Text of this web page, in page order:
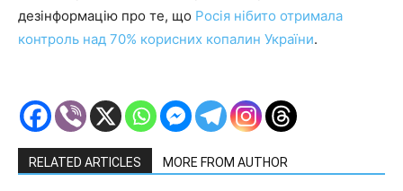
дезінформацію про те, що Росія нібито отримала
контроль над 70% корисних копалин України.
RELATED ARTICLES MORE FROM AUTHOR